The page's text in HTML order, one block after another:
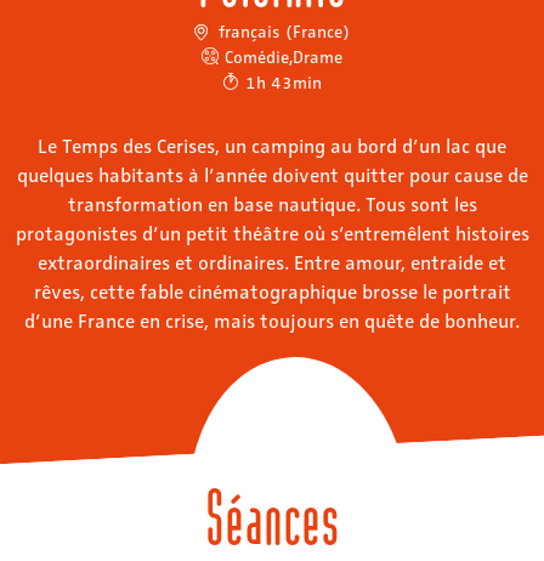
français (France)
Comédie,Drame
1h 43min
Le Temps des Cerises, un camping au bord d’un lac que
quelques habitants à l’année doivent quitter pour cause de
transformation en base nautique. Tous sont les
protagonistes d’un petit théâtre où s’entremêlent histoires
extraordinaires et ordinaires. Entre amour, entraide et
rêves, cette fable cinématographique brosse le portrait
d’une France en crise, mais toujours en quête de bonheur.
Séances